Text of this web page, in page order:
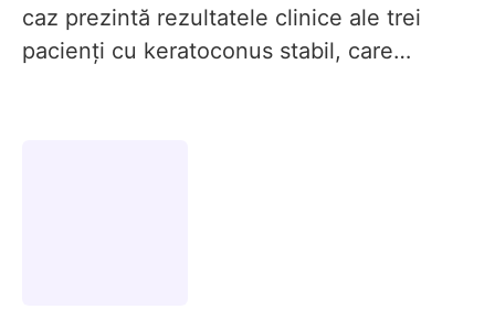
caz prezintă rezultatele clinice ale trei
pacienți cu keratoconus stabil, care…